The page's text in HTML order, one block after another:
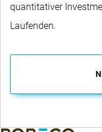
quantitativer
Laufenden.